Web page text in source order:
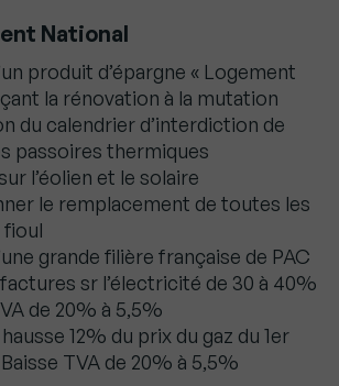
National
produit d’épargne « Logement
la rénovation à la mutation
du calendrier d’interdiction de
passoires thermiques
l’éolien et le solaire
le remplacement de toutes les
fioul
grande filière française de PAC
sr l’électricité de 30 à 40%
de 20% à 5,5%
12% du prix du gaz du 1er
TVA de 20% à 5,5%